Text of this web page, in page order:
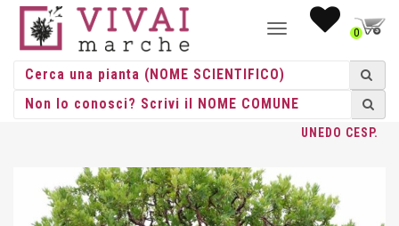
NAVIGAZIONE0
HOME /CESPUGLI /CESPUGLI VASO/ARBUTUS / ARBUTUS
UNEDO CESP.